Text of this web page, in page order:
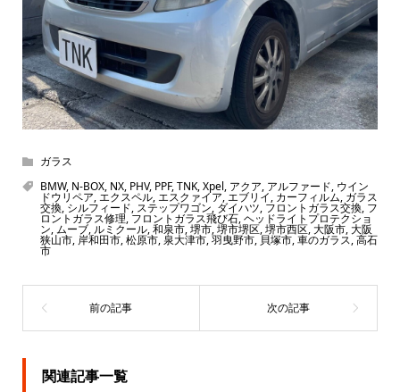
ガラス
BMW, N-BOX, NX, PHV, PPF,TNK,Xpel, アクア, アルファード, ウイン
ドウリペア,エクスペル,エスクァイア,エブリイ, カーフィルム, ガラス
交換, シルフィード, ステップワゴン, ダイハツ, フロントガラス交換, フ
ロントガラス修理, フロントガラス飛び石,ヘッドライトプロテクショ
ン,ムーブ,ルミクール,和泉市,堺市,堺市堺区,堺市西区,大阪市,大阪
狭山市,岸和田市,松原市,泉大津市,羽曳野市, 貝塚市,車のガラス,高石
市
関連記事一覧